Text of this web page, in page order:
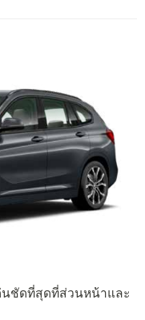
นชัดที่สุดที่ส่วนหน้าและ